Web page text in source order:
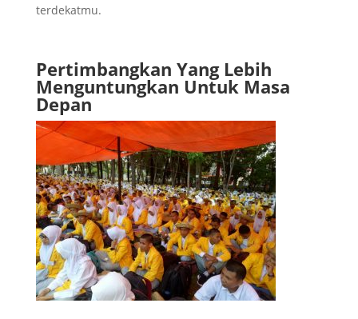
terdekatmu.
Pertimbangkan Yang Lebih
Menguntungkan Untuk Masa
Depan